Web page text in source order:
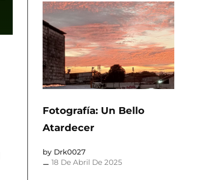
Fotografía: Un Bello
Atardecer
Drk0027
18 De Abril De 2025